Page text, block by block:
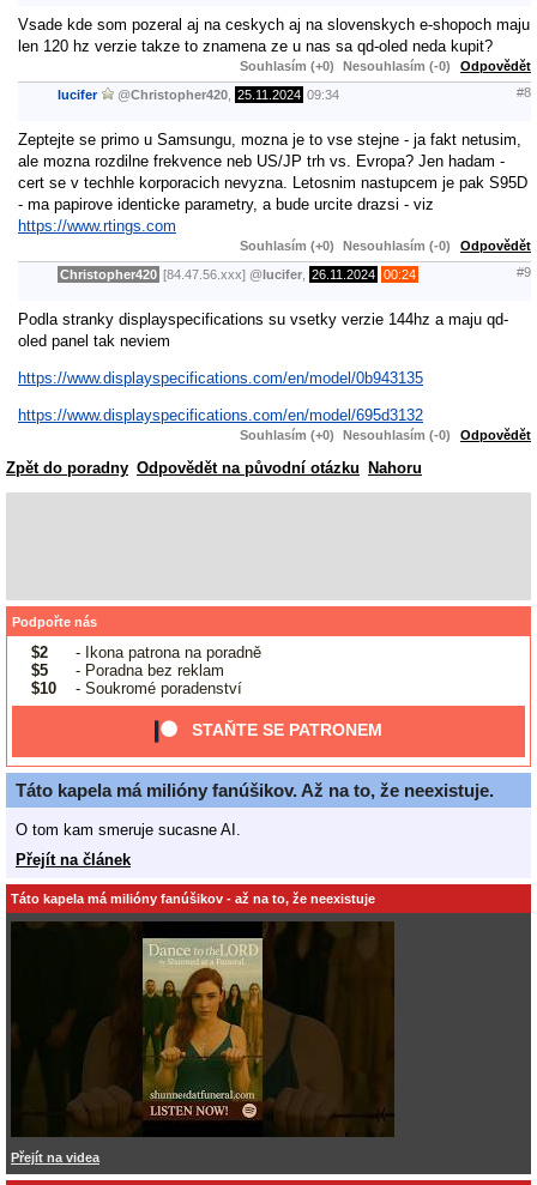
Vsade kde som pozeral aj na ceskych aj na slovenskych e-shopoch maju
len 120 hz verzie takze to znamena ze u nas sa qd-oled neda kupit?
Souhlasím (+0) Nesouhlasím (-0) Odpovědět
lucifer @Christopher420 25.11.2024 09:34 #8
Zeptejte se primo u Samsungu, mozna je to vse stejne - ja fakt netusim,
ale mozna rozdilne frekvence neb US/JP trh vs. Evropa? Jen hadam -
cert se v techhle korporacich nevyzna. Letosnim nastupcem je pak S95D
- ma papirove identicke parametry, a bude urcite drazsi - viz
https://www.rtings.com
Souhlasím (+0) Nesouhlasím (-0) Odpovědět
Christopher420 [84.47.56.xxx] @lucifer 26.11.2024 00:24 #9
Podla stranky displayspecifications su vsetky verzie 144hz a maju qd-
oled panel tak neviem
https://www.displayspecifications.com/en/model/0b943135
https://www.displayspecifications.com/en/model/695d3132
Souhlasím (+0) Nesouhlasím (-0) Odpovědět
Zpět do poradny Odpovědět na původní otázku Nahoru
Podpořte nás
$2
- Ikona patrona na poradně
$5
- Poradna bez reklam
$10
- Soukromé poradenství
STAŇTE SE PATRONEM
Táto kapela má milióny fanúšikov. Až na to, že neexistuje.
O tom kam smeruje sucasne AI.
Přejít na článek
Táto kapela má milióny fanúšikov - až na to, že neexistuje
Přejít na videa